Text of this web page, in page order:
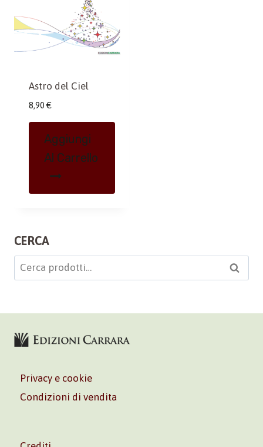
Astro del Ciel
8,90 €
Aggiungi
Al Carrello
CERCA
Cerca: Cerca
Privacy e cookie
Condizioni di vendita